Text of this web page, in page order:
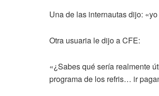
Una de las internautas dijo:
Otra usuaria le dijo a CFE:
«¿Sabes qué sería realmente
programa de los refris… ir